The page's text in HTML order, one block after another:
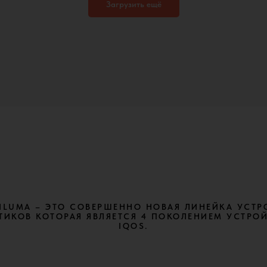
Загрузить ещё
ILUMA – ЭТО СОВЕРШЕННО НОВАЯ ЛИНЕЙКА
КОТОРАЯ ЯВЛЯЕТСЯ 4 ПОКОЛЕНИЕМ
IQOS.